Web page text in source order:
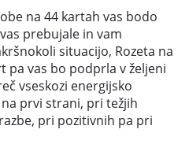
na 44 kartah vas bodo
prebujale in vam
situacijo, Rozeta na
pa vas bo podprla v željeni
vseskozi energijsko
prvi strani, pri težjih
pri pozitivnih pa pri